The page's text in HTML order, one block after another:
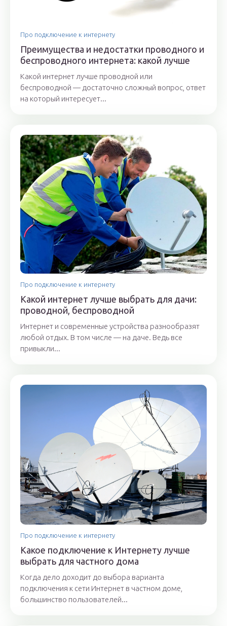
Про подключение к интернету
Преимущества и недостатки проводного и
беспроводного интернета: какой лучше
Какой интернет лучше проводной или
беспроводной — достаточно сложный вопрос, ответ
на который интересует...
Про подключение к интернету
Какой интернет лучше выбрать для дачи:
проводной, беспроводной
Интернет и современные устройства разнообразят
любой отдых. В том числе — на даче. Ведь все
привыкли...
Про подключение к интернету
Какое подключение к Интернету лучше
выбрать для частного дома
Когда дело доходит до выбора варианта
подключения к сети Интернет в частном доме,
большинство пользователей...